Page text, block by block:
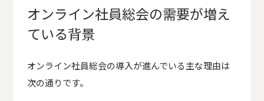
オンライン社員総会の需要が増え
ている背景
オンライン社員総会の導入が進んでいる主な理由は
次の通りです。